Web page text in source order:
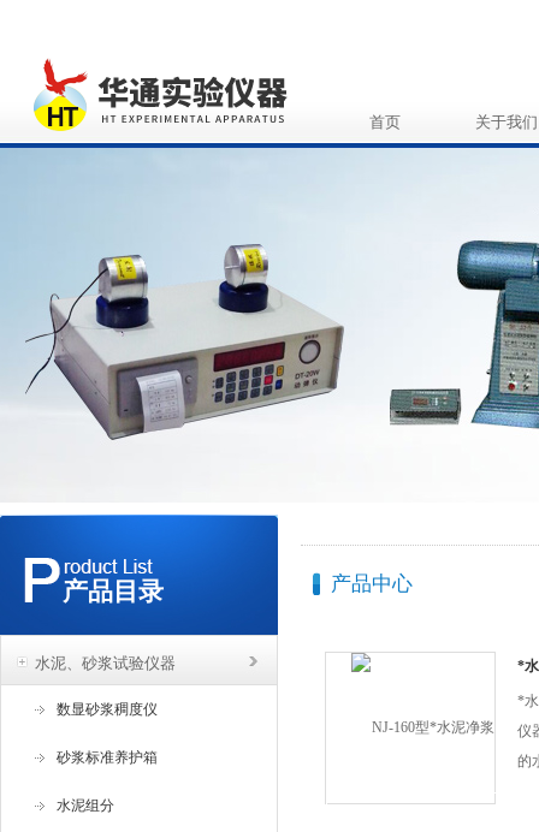
首页 关于我们
产品目录
水泥、砂浆试验仪器
数显砂浆稠度仪
砂浆标准养护箱
水泥组分
产品中心
*
*
仪
的